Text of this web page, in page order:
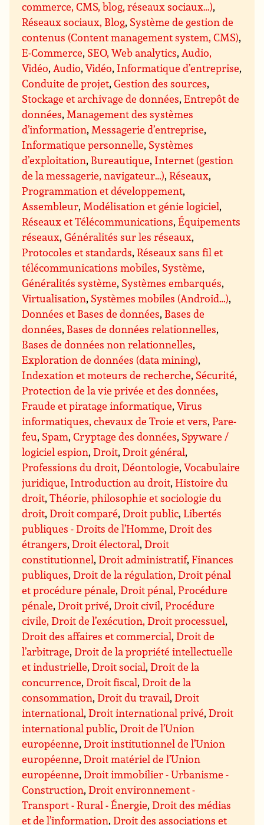
commerce, CMS, blog, réseaux sociaux…),
Réseaux sociaux, Blog, Système de gestion de
contenus (Content management system, CMS),
E-Commerce, SEO, Web analytics, Audio,
Vidéo, Audio,Vidéo, Informatique d’entreprise,
Conduite de projet,Gestion des sources,
Stockage et archivage de données,Entrepôt de
données, Management des systèmes
d’information, Messagerie d’entreprise,
Informatique personnelle, Systèmes
d’exploitation, Bureautique, Internet (gestion
de la messagerie, navigateur…),Réseaux,
Programmation et développement,
Assembleur, Modélisation et génie logiciel,
Réseaux et Télécommunications,Équipements
réseaux,Généralités sur les réseaux,
Protocoles et standards,Réseaux sans fil et
télécommunications mobiles, Système,
Généralités système, Systèmes embarqués,
Virtualisation, Systèmes mobiles (Android…),
Données et Bases de données, Bases de
données, Bases de données relationnelles,
Bases de données non relationnelles,
Exploration de données (data mining),
Indexation et moteurs de recherche, Sécurité,
Protection de la vie privée et des données,
Fraude et piratage informatique,Virus
informatiques, chevaux de Troie et vers,Pare-
feu, Spam,Cryptage des données, Spyware /
logiciel espion,Droit,Droit général,
Professions du droit,Déontologie,Vocabulaire
juridique, Introduction au droit,Histoire du
droit,Théorie, philosophie et sociologie du
droit,Droit comparé,Droit public,Libertés
publiques - Droits de l’Homme,Droit des
étrangers,Droit électoral,Droit
constitutionnel,Droit administratif,Finances
publiques,Droit de la régulation,Droit pénal
et procédure pénale,Droit pénal,Procédure
pénale,Droit privé,Droit civil,Procédure
civile, Droit de l’exécution, Droit processuel,
Droit des affaires et commercial,Droit de
l’arbitrage,Droit de la propriété intellectuelle
et industrielle,Droit social,Droit de la
concurrence,Droit fiscal,Droit de la
consommation,Droit du travail,Droit
international,Droit international privé,Droit
international public,Droit de l’Union
européenne,Droit institutionnel de l’Union
européenne,Droit matériel de l’Union
européenne,Droit immobilier - Urbanisme -
Construction,Droit environnement -
Transport - Rural - Énergie,Droit des médias
et de l’information,Droit des associations et